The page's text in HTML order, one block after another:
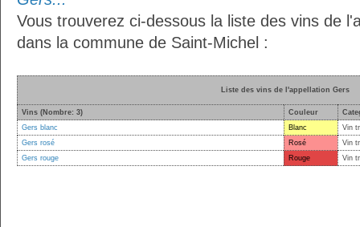
Vous trouverez ci-dessous la liste des vins de
dans la commune de Saint-Michel :
Liste des vins de l'appellation Gers
Vins (Nombre: 3) Couleur
Gers blanc
Blanc
Vin
Gers rosé
Rosé
Vin
Gers rouge
Rouge Vin